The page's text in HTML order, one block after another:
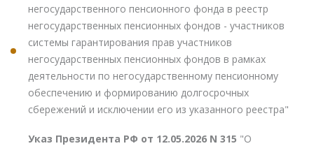
негосударственного пенсионного фонда в реестр
негосударственных пенсионных фондов - участников
системы гарантирования прав участников
негосударственных пенсионных фондов в рамках
деятельности по негосударственному пенсионному
обеспечению и формированию долгосрочных
сбережений и исключении его из указанного реестра"
Указ Президента РФ от 12.05.2026 N 315 "О